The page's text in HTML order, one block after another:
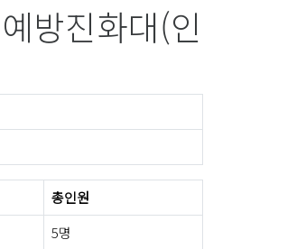
방진화대(인
총인원
5명